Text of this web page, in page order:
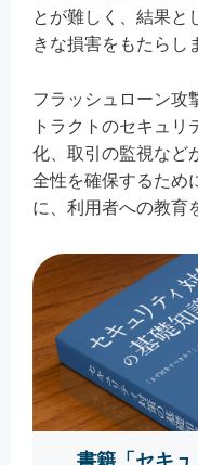
とが難しく、結果と
きな損害をもたらし
フラッシュローン攻
トラクトのセキュ
化、取引の監視など
全性を確保するため
に、利用者への教育